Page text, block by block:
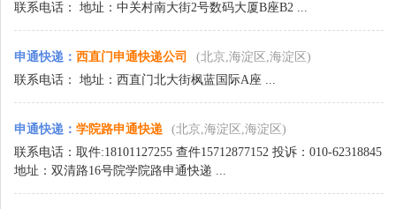
联系电话： 地址：中关村南大街2号数码大厦B座B2 ...
申通快递 ： 西直门申通快递公司
(北京,海淀区,海淀区)
联系电话： 地址：西直门北大街枫蓝国际A座 ...
申通快递 ： 学院路申通快递
(北京,海淀区,海淀区)
联系电话：取件:18101127255 查件15712877152 投诉：010-62318845
地址：双清路16号院学院路申通快递 ...